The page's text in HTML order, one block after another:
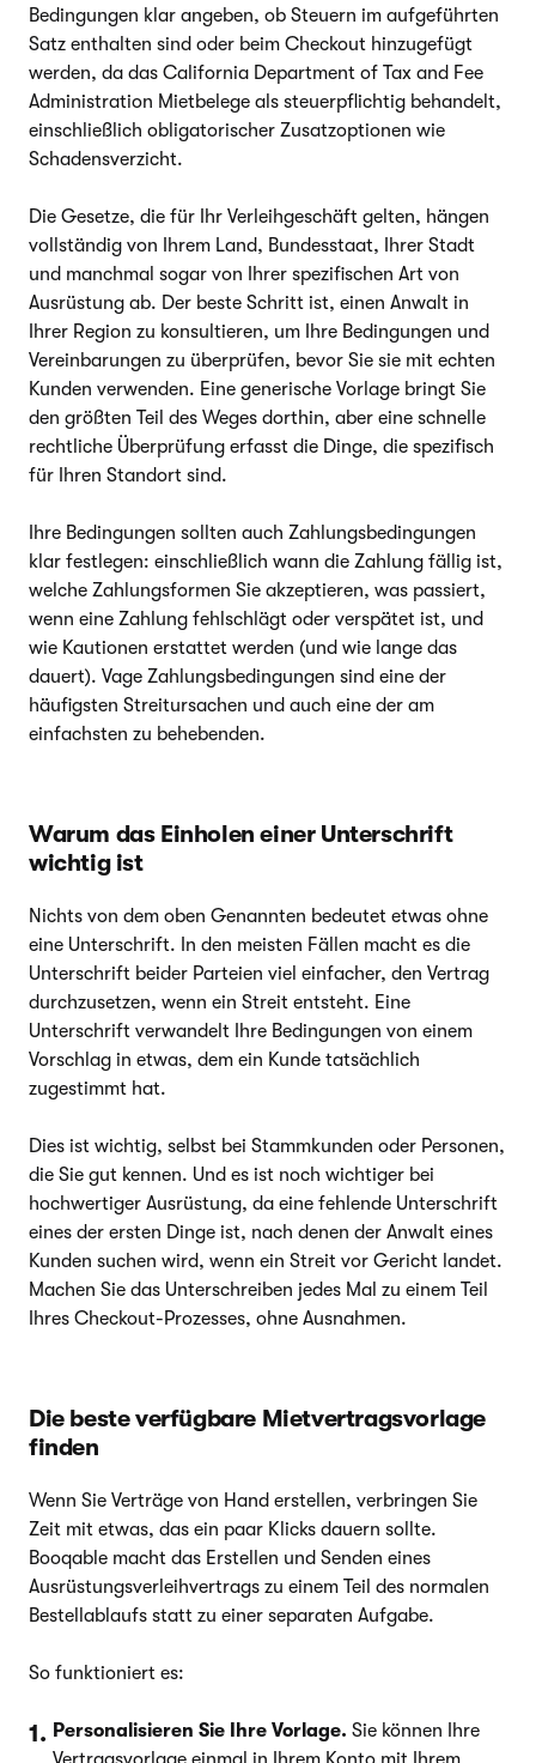
Bedingungen klar angeben, ob Steuern im aufgeführten
Satz enthalten sind oder beim Checkout hinzugefügt
werden, da das California Department of Tax and Fee
Administration Mietbelege als steuerpflichtig behandelt,
einschließlich obligatorischer Zusatzoptionen wie
Schadensverzicht.
Die Gesetze, die für Ihr Verleihgeschäft gelten, hängen
vollständig von Ihrem Land, Bundesstaat, Ihrer Stadt
und manchmal sogar von Ihrer spezifischen Art von
Ausrüstung ab. Der beste Schritt ist, einen Anwalt in
Ihrer Region zu konsultieren, um Ihre Bedingungen und
Vereinbarungen zu überprüfen, bevor Sie sie mit echten
Kunden verwenden. Eine generische Vorlage bringt Sie
den größten Teil des Weges dorthin, aber eine schnelle
rechtliche Überprüfung erfasst die Dinge, die spezifisch
für Ihren Standort sind.
Ihre Bedingungen sollten auch Zahlungsbedingungen
klar festlegen: einschließlich wann die Zahlung fällig ist,
welche Zahlungsformen Sie akzeptieren, was passiert,
wenn eine Zahlung fehlschlägt oder verspätet ist, und
wie Kautionen erstattet werden (und wie lange das
dauert). Vage Zahlungsbedingungen sind eine der
häufigsten Streitursachen und auch eine der am
einfachsten zu behebenden.
Warum das Einholen einer Unterschrift
wichtig ist
Nichts von dem oben Genannten bedeutet etwas ohne
eine Unterschrift. In den meisten Fällen macht es die
Unterschrift beider Parteien viel einfacher, den Vertrag
durchzusetzen, wenn ein Streit entsteht. Eine
Unterschrift verwandelt Ihre Bedingungen von einem
Vorschlag in etwas, dem ein Kunde tatsächlich
zugestimmt hat.
Dies ist wichtig, selbst bei Stammkunden oder Personen,
die Sie gut kennen. Und es ist noch wichtiger bei
hochwertiger Ausrüstung, da eine fehlende Unterschrift
eines der ersten Dinge ist, nach denen der Anwalt eines
Kunden suchen wird, wenn ein Streit vor Gericht landet.
Machen Sie das Unterschreiben jedes Mal zu einem Teil
Ihres Checkout-Prozesses, ohne Ausnahmen.
Die beste verfügbare Mietvertragsvorlage
finden
Wenn Sie Verträge von Hand erstellen, verbringen Sie
Zeit mit etwas, das ein paar Klicks dauern sollte.
Booqable macht das Erstellen und Senden eines
Ausrüstungsverleihvertrags zu einem Teil des normalen
Bestellablaufs statt zu einer separaten Aufgabe.
So funktioniert es:
Personalisieren Sie Ihre Vorlage. Sie können Ihre